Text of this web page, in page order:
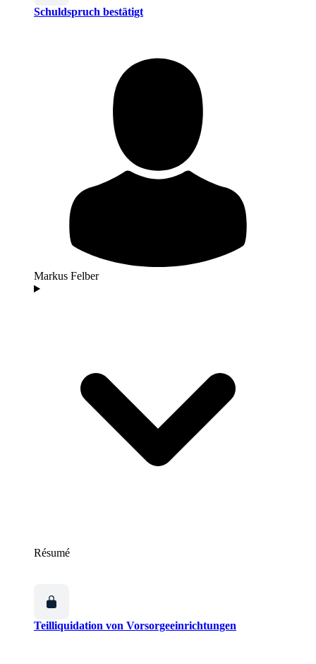
Schuldspruch bestätigt
Markus Felber
Résumé
Teilliquidation von Vorsorgeeinrichtungen